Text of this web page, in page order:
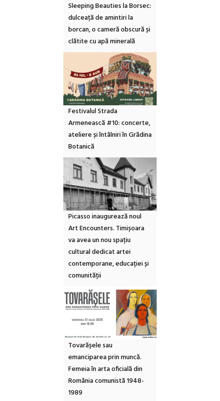
Sleeping Beauties la Borsec:
dulceață de amintiri la
borcan, o cameră obscură și
clătite cu apă minerală
Festivalul Strada
Armenească #10: concerte,
ateliere și întâlniri în Grădina
Botanică
Picasso inaugurează noul
Art Encounters. Timișoara
va avea un nou spațiu
cultural dedicat artei
contemporane, educației și
comunității
Tovarășele sau
emanciparea prin muncă.
Femeia în arta oficială din
România comunistă 1948-
1989